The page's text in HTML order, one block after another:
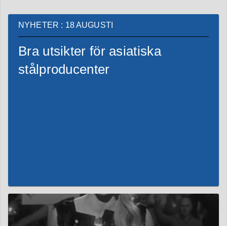
NYHETER : 18 AUGUSTI
Bra utsikter för asiatiska
stålproducenter